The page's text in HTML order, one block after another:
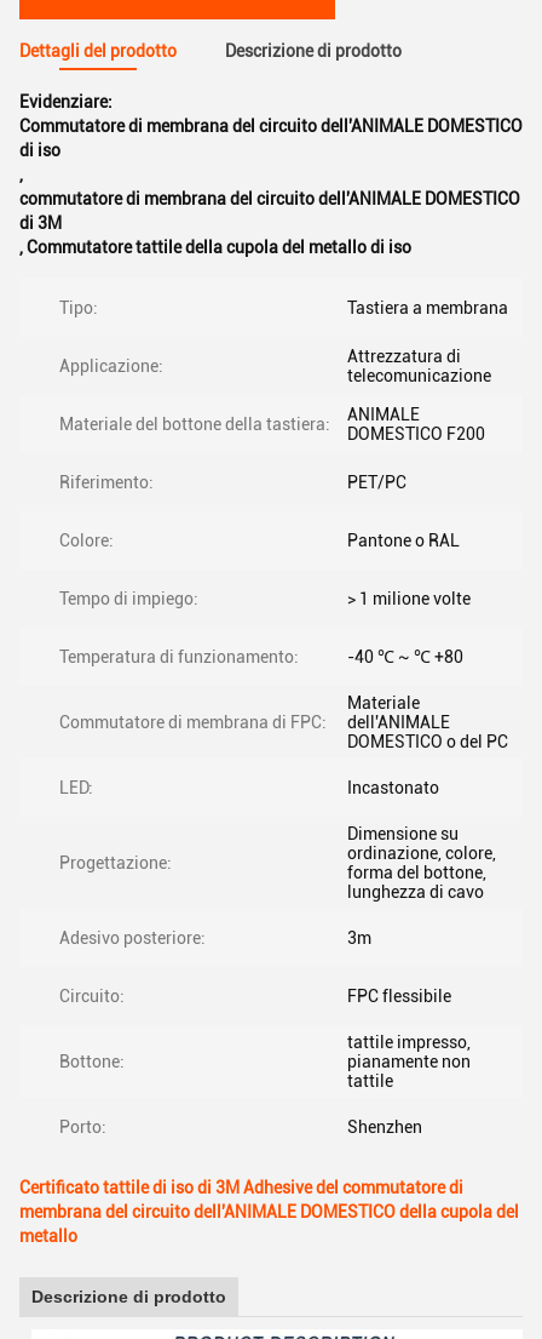
Dettagli del prodotto Descrizione di prodotto
Evidenziare:
Commutatore di membrana del circuito dell'ANIMALE DOMESTICO
di iso
,
commutatore di membrana del circuito dell'ANIMALE DOMESTICO
di 3M
,Commutatore tattile della cupola del metallo di iso
Tipo: Tastiera a membrana
Applicazione:
Attrezzatura di
telecomunicazione
Materiale del bottone della tastiera:
ANIMALE
DOMESTICO F200
Riferimento: PET/PC
Colore: Pantone o RAL
Tempo di impiego: > 1 milione volte
Temperatura di funzionamento: -40 ℃ ~ ℃ +80
Commutatore di membrana di FPC:
Materiale
dell'ANIMALE
DOMESTICO o del PC
LED: Incastonato
Progettazione:
Dimensione su
ordinazione, colore,
forma del bottone,
lunghezza di cavo
Adesivo posteriore: 3m
Circuito: FPC flessibile
Bottone:
tattile impresso,
pianamente non
tattile
Porto: Shenzhen
Certificato tattile di iso di 3M Adhesive del commutatore di
membrana del circuito dell'ANIMALE DOMESTICO della cupola del
metallo
Descrizione di prodotto